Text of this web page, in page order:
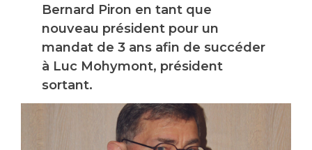
Bernard Piron en tant que
nouveau président pour un
mandat de 3 ans afin de succéder
à Luc Mohymont, président
sortant.